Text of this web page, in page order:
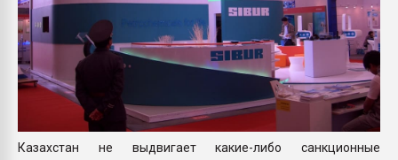
Казахстан не выдвигает какие-либо санкционные